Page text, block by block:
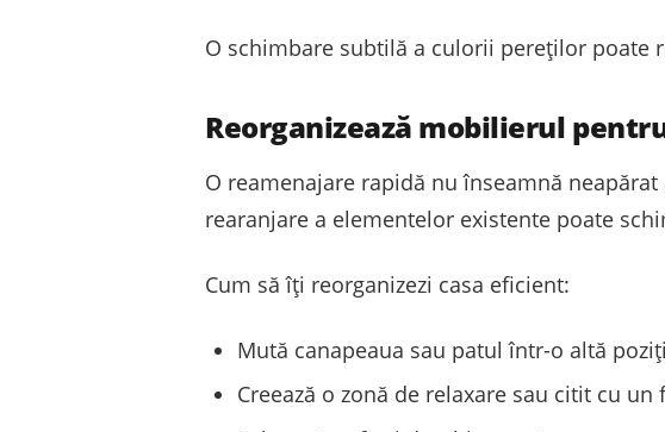
O schimbare subtilă a culorii pereților poate
Reorganizează mobilierul
O reamenajare rapidă nu înseamnă
rearanjare a elementelor existente poate
Cum să îți reorganizezi casa eficient:
Mută canapeaua sau patul într-o altă
Creează o zonă de relaxare sau citit cu